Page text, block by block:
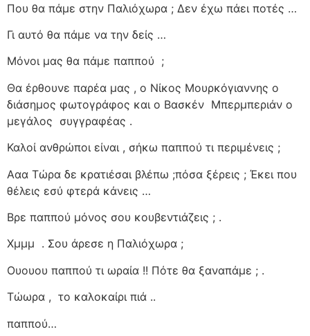
Που θα πάμε στην Παλιόχωρα ; Δεν έχω πάει ποτές …
Γι αυτό θα πάμε να την δείς …
Μόνοι μας θα πάμε παππού ;
Θα έρθουνε παρέα μας , ο Νίκος Μουρκόγιαννης ο
διάσημος φωτογράφος και ο Βασκέν Μπερμπεριάν ο
μεγάλος συγγραφέας .
Καλοί ανθρώποι είναι , σήκω παππού τι περιμένεις ;
Ααα Τώρα δε κρατιέσαι βλέπω ;πόσα ξέρεις ; Έκει που
θέλεις εσύ φτερά κάνεις …
Βρε παππού μόνος σου κουβεντιάζεις ; .
Χμμμ . Σου άρεσε η Παλιόχωρα ;
Ουουου παππού τι ωραία !! Πότε θα ξαναπάμε ; .
Τώωρα , το καλοκαίρι πιά ..
παππού…